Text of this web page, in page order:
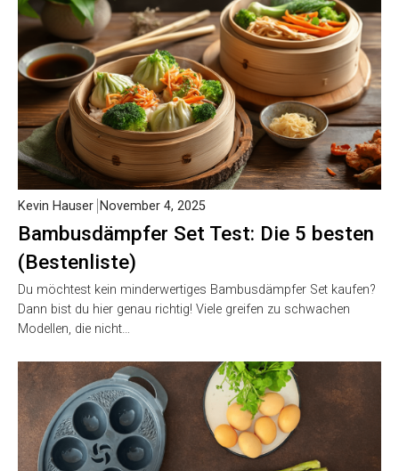
Bambusdämpfer Set Test: Die 5 besten
(Bestenliste)
Kevin Hauser November 4, 2025
Du möchtest kein minderwertiges Bambusdämpfer Set kaufen?
Dann bist du hier genau richtig! Viele greifen zu schwachen
Modellen, die nicht…